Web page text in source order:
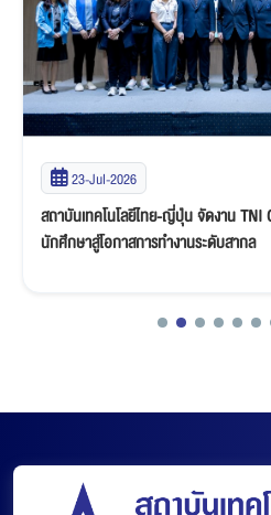
23-Jul-2026
สถาบันเทคโนโลยีไทย-ญี่ปุ่น จัดงาน TNI
นักศึกษาสู่โอกาสการทำงานระดับสากล